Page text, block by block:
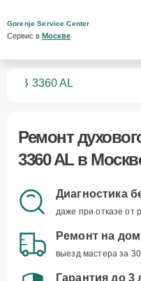
Gorenje Service Center
Сервис в Москве
B 3360 AL
Ремонт
3360 ALв
Диагностика
даже при отказе от
Ремонт на
выезд мастера за
Гарантия до 3